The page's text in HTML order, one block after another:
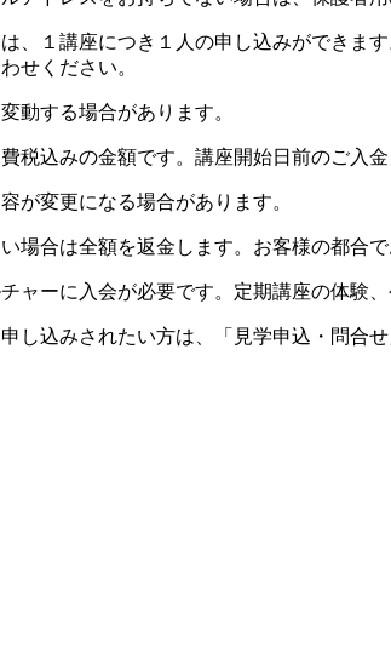
、１講座につき１人の申し込みができま
せください。
動する場合があります。
税込みの金額です。講座開始日前のご入金
が変更になる場合があります。
場合は全額を返金します。お客様の都合
ャーに入会が必要です。定期講座の体験
し込みされたい方は、「見学申込・問合